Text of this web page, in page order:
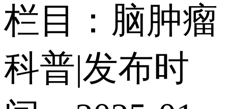
栏目：脑肿瘤
科普|发布时